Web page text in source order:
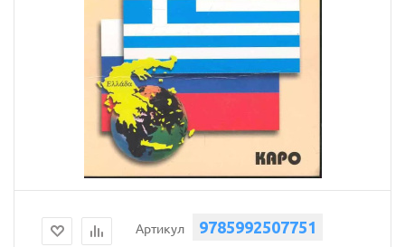
Артикул 9785992507751